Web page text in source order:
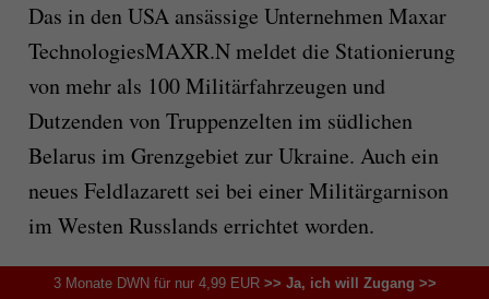
Das in den USA ansässige Unternehmen Maxar
TechnologiesMAXR.N meldet die Stationierung
von mehr als 100 Militärfahrzeugen und
Dutzenden von Truppenzelten im südlichen
Belarus im Grenzgebiet zur Ukraine. Auch ein
neues Feldlazarett sei bei einer Militärgarnison
im Westen Russlands errichtet worden.
00.36 Uhr - Ein mögliches Treffen zwischen US-
3 Monate DWN für nur 4,99 EUR>> Ja, ich will Zugang >>